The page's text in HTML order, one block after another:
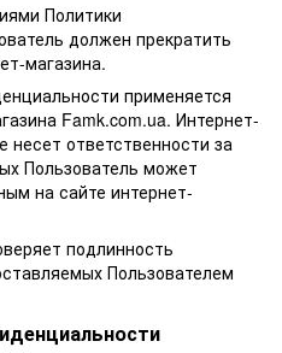
Политики
должен прекратить
магазина.
применяется
Famk.com.ua. Интернет-
несет ответственности за
Пользователь может
на сайте интернет-
подлинность
Пользователем